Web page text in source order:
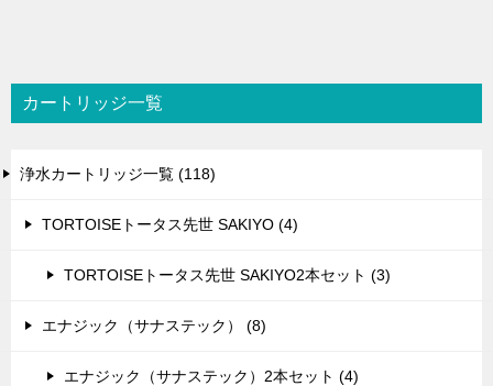
カートリッジ一覧
浄水カートリッジ一覧 (118)
TORTOISEトータス先世 SAKIYO (4)
TORTOISEトータス先世 SAKIYO2本セット (3)
エナジック（サナステック） (8)
エナジック（サナステック）2本セット (4)